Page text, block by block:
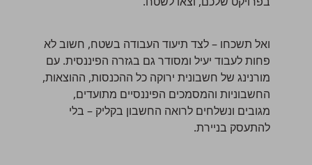
ואל תשכחו – לצד תיעוד העבודה בשטח, חשוב לא
פחות לעבוד יעיל ומסודר גם בגזרה הפיננסית. עם
מורנינג של חשבונית ירוקה כל ההכנסות, ההוצאות,
החשבוניות והמסמכים הפיננסיים מתועדים,
מגובים ונשלחים לרואה החשבון בקליק – בלי
להתעסק בניירת.